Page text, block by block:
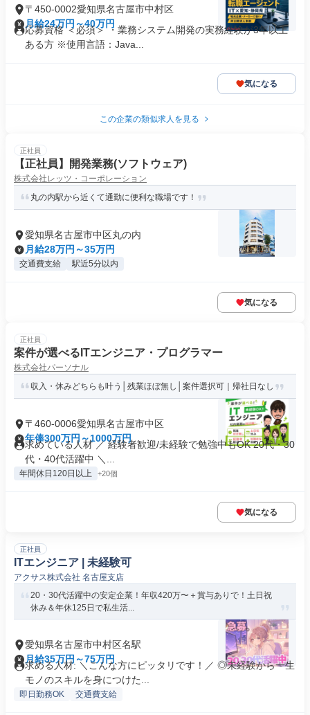
〒450-0002愛知県名古屋市中村区
月給24万円～40万円
応募資格 ＜必須＞ ・業務システム開発の実務経験が3年以上
ある方 ※使用言語：Java...
気になる
この企業の類似求人を見る
正社員
【正社員】開発業務(ソフトウェア)
株式会社レッツ・コーポレーション
丸の内駅から近くて通勤に便利な職場です！
愛知県名古屋市中区丸の内
月給28万円～35万円
交通費支給 駅近5分以内
気になる
正社員
案件が選べるITエンジニア・プログラマー
株式会社パーソナル
収入・休みどちらも叶う│残業ほぼ無し│案件選択可｜帰社日なし
〒460-0006愛知県名古屋市中区
年俸300万円～1000万円
求めている人材 ／ 経験者歓迎/未経験で勉強中もOK 20代・30
代・40代活躍中 ＼...
年間休日120日以上 +20個
気になる
正社員
ITエンジニア | 未経験可
アクサス株式会社 名古屋支店
20・30代活躍中の安定企業！年収420万〜＋賞与ありで！土日祝
休み＆年休125日で私生活...
愛知県名古屋市中村区名駅
月給35万円～75万円
求める人材: ＼こんな方にピッタリです！／ ◎未経験から一生
モノのスキルを身につけた...
即日勤務OK 交通費支給